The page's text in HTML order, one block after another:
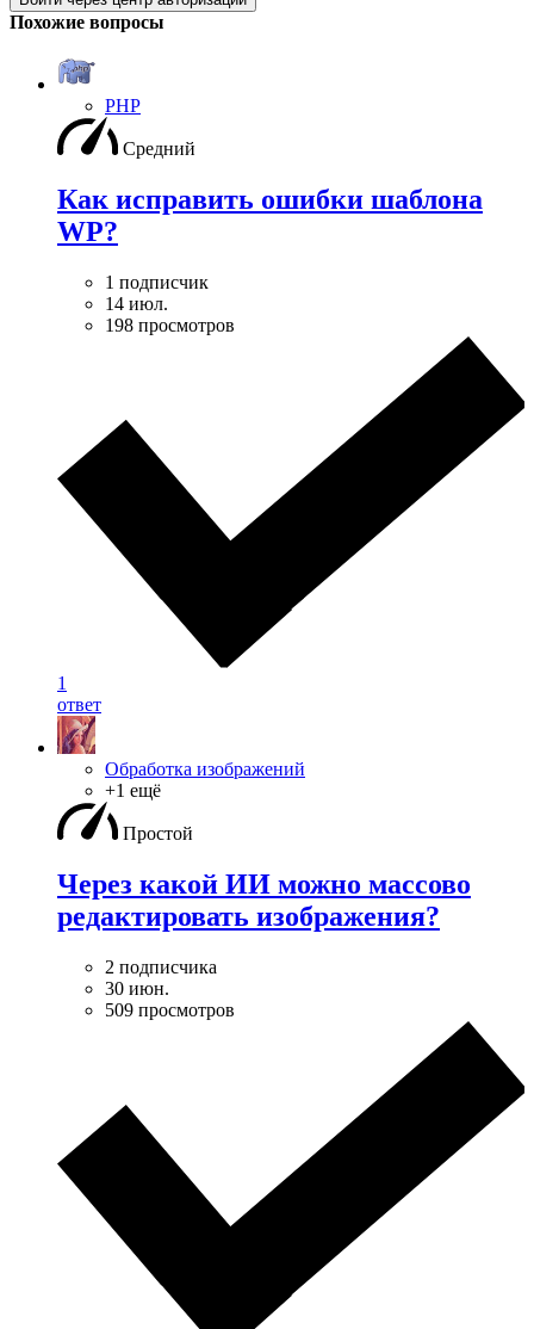
Похожие вопросы
PHP
Средний
Как исправить ошибки шаблона
WP?
1 подписчик
14 июл.
198 просмотров
1
ответ
Обработка изображений
+1 ещё
Простой
Через какой ИИ можно массово
редактировать изображения?
2 подписчика
30 июн.
509 просмотров